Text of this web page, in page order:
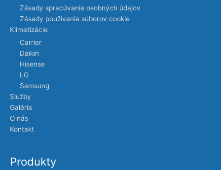
Zásady spracúvania osobných údajov
Zásady používania súborov cookie
Klimatizácie
Carrier
Daikin
Hisense
LG
Samsung
Služby
Galéria
O nás
Kontakt
Produkty